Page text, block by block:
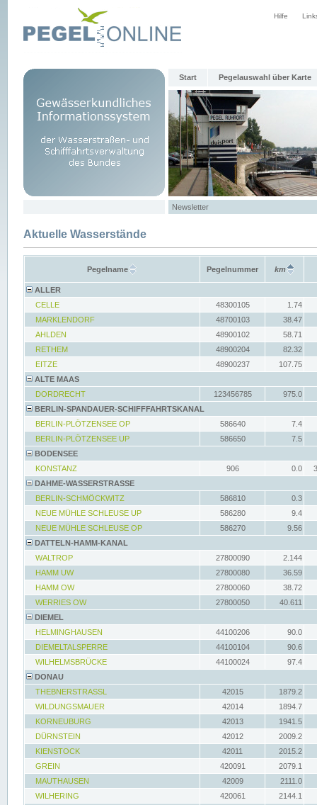
Hilfe
Start Pegelauswahl über Karte
Newsletter
Aktuelle Wasserstände
Pegelname Pegelnummer km
ALLER
CELLE
48300105
1.74
MARKLENDORF
48700103
38.47
AHLDEN
48900102
58.71
RETHEM
48900204
82.32
EITZE
48900237
107.75
ALTE MAAS
DORDRECHT
123456785
975.0
BERLIN-SPANDAUER-SCHIFFFAHRTSKANAL
BERLIN-PLÖTZENSEE OP
586640
7.4
BERLIN-PLÖTZENSEE UP
586650
7.5
BODENSEE
KONSTANZ
906 0.0
DAHME-WASSERSTRASSE
BERLIN-SCHMÖCKWITZ
586810
0.3
NEUE MÜHLE SCHLEUSE UP
586280
9.4
NEUE MÜHLE SCHLEUSE OP
586270
9.56
DATTELN-HAMM-KANAL
WALTROP
27800090
2.144
HAMM UW
27800080
36.59
HAMM OW
27800060
38.72
WERRIES OW
27800050
40.611
DIEMEL
HELMINGHAUSEN
44100206
90.0
DIEMELTALSPERRE
44100104
90.6
WILHELMSBRÜCKE
44100024
97.4
DONAU
THEBNERSTRASSL
42015
1879.2
WILDUNGSMAUER
42014
1894.7
KORNEUBURG
42013
1941.5
DÜRNSTEIN
42012
2009.2
KIENSTOCK
42011
2015.2
GREIN
420091
2079.1
MAUTHAUSEN
42009
2111.0
WILHERING
420061
2144.1